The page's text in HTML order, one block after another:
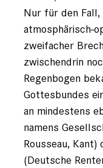
Nur für den Fall,
atmosphärisch-
zweifacher
zwischendrin
Regenbogen
Gottesbundes
an mindestens
namens
Rousseau,
(Deutsche